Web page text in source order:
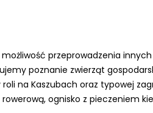
przeprowadzenia
poznanie zwierząt
na Kaszubach oraz typowej
rowerową, ognisko z pieczeniem